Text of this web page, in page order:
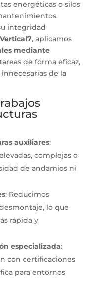
energéticas o silos
integridad
Vertical7, aplicamos
mediante
de forma eficaz,
de la
auxiliares:
complejas o
de andamios ni
: Reducimos
lo que
rápida y
especializada:
con certificaciones
para entornos